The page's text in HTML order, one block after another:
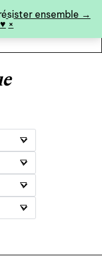
ensemble →
×